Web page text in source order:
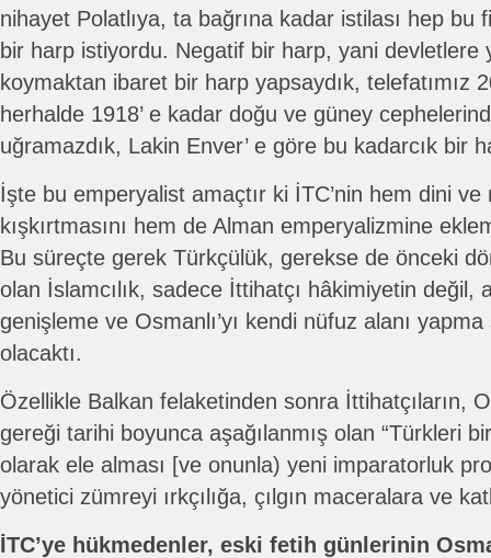
nihayet Polatlıya, ta bağrına kadar istilası hep bu
bir harp istiyordu. Negatif bir harp, yani devletlere
koymaktan ibaret bir harp yapsaydık, telefatımız
herhalde 1918’ e kadar doğu ve güney
uğramazdık, Lakin Enver’ e göre bu kadarcık bir
İşte bu emperyalist amaçtır ki İTC’nin hem dini
kışkırtmasını hem de Alman emperyalizmine
Bu süreçte gerek Türkçülük, gerekse de önceki
olan İslamcılık, sadece İttihatçı hâkimiyetin değil,
genişleme ve Osmanlı’yı kendi nüfuz alanı
olacaktı.
Özellikle Balkan felaketinden sonra İttihatçıların,
gereği tarihi boyunca aşağılanmış olan “Türkleri
olarak ele alması [ve onunla) yeni imparatorluk
yönetici zümreyi ırkçılığa, çılgın maceralara ve
İTC’ye hükmedenler, eski fetih günlerinin